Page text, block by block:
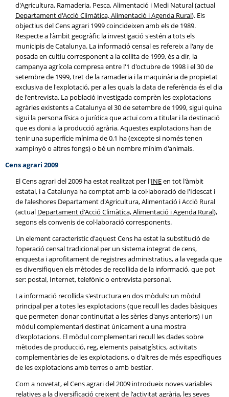
d'Agricultura, Ramaderia, Pesca, Alimentació i Medi Natural (actual
Departament d'Acció Climàtica, Alimentació i Agenda Rural). Els
objectius del Cens agrari 1999 coincideixen amb els de 1989.
Respecte a l'àmbit geogràfic la investigació s'estén a tots els
municipis de Catalunya. La informació censal es refereix a l'any de
posada en cultiu corresponent a la collita de 1999, és a dir, la
campanya agrícola compresa entre l'1 d'octubre de 1998 i el 30 de
setembre de 1999, tret de la ramaderia i la maquinària de propietat
exclusiva de l'explotació, per a les quals la data de referència és el dia
de l'entrevista. La població investigada comprèn les explotacions
agràries existents a Catalunya el 30 de setembre de 1999, sigui quina
sigui la persona física o jurídica que actuï com a titular i la destinació
que es doni a la producció agrària. Aquestes explotacions han de
tenir una superfície mínima de 0,1 ha (excepte si només tenen
xampinyó o altres fongs) o bé un nombre mínim d'animals.
Cens agrari 2009
El Cens agrari del 2009 ha estat realitzat per l'INEen tot l'àmbit
estatal, i a Catalunya ha comptat amb la col·laboració de l'Idescat i
de l'aleshores Departament d'Agricultura, Alimentació i Acció Rural
(actual Departament d'Acció Climàtica, Alimentació i Agenda Rural),
segons els convenis de col·laboració corresponents.
Un element característic d'aquest Cens ha estat la substitució de
l'operació censal tradicional per un sistema integrat de cens,
enquesta i aprofitament de registres administratius, a la vegada que
es diversifiquen els mètodes de recollida de la informació, que pot
ser: postal, Internet, telefònic o entrevista personal.
La informació recollida s'estructura en dos mòduls: un mòdul
principal per a totes les explotacions (que recull les dades bàsiques
que permeten donar continuïtat a les sèries d'anys anteriors) i un
mòdul complementari destinat únicament a una mostra
d'explotacions. El mòdul complementari recull les dades sobre
mètodes de producció, reg, elements paisatgístics, activitats
complementàries de les explotacions, o d'altres de més específiques
de les explotacions amb terres o amb bestiar.
Com a novetat, el Cens agrari del 2009 introdueix noves variables
relatives a la diversificació creixent de l'activitat agrària, les seves